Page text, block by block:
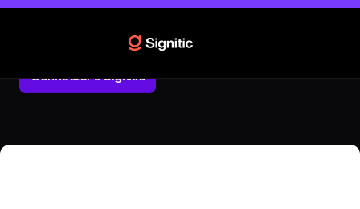
Front
Synchronisez vos signatures Signitic dans Front pour une
relation client cohérente.
Connecter à Signitic